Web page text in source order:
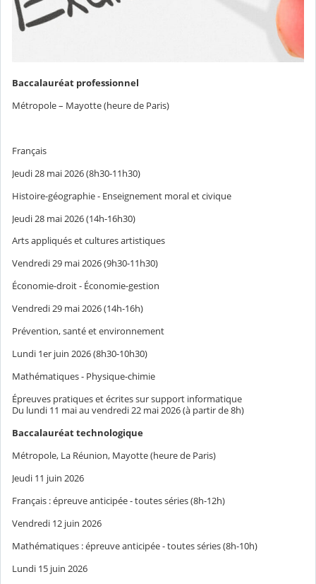
Baccalauréat professionnel
Métropole – Mayotte (heure de Paris)
Français
Jeudi 28 mai 2026 (8h30-11h30)
Histoire-géographie - Enseignement moral et civique
Jeudi 28 mai 2026 (14h-16h30)
Arts appliqués et cultures artistiques
Vendredi 29 mai 2026 (9h30-11h30)
Économie-droit - Économie-gestion
Vendredi 29 mai 2026 (14h-16h)
Prévention, santé et environnement
Lundi 1er juin 2026 (8h30-10h30)
Mathématiques - Physique-chimie
Épreuves pratiques et écrites sur support informatique
Du lundi 11 mai au vendredi 22 mai 2026 (à partir de 8h)
Baccalauréat technologique
Métropole, La Réunion, Mayotte (heure de Paris)
Jeudi 11 juin 2026
Français : épreuve anticipée - toutes séries (8h-12h)
Vendredi 12 juin 2026
Mathématiques : épreuve anticipée - toutes séries (8h-10h)
Lundi 15 juin 2026